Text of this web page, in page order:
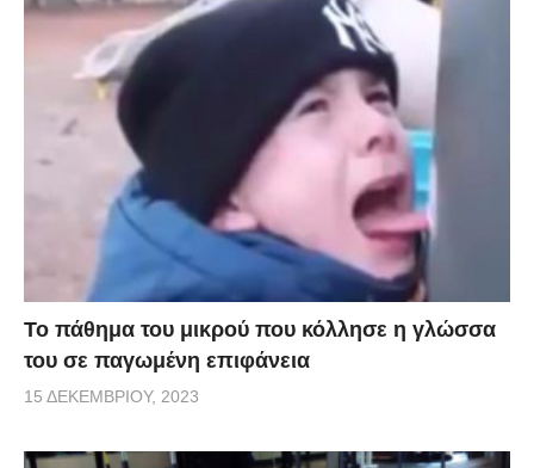
Το πάθημα του μικρού που κόλλησε η γλώσσα
του σε παγωμένη επιφάνεια
15 ΔΕΚΕΜΒΡΊΟΥ, 2023